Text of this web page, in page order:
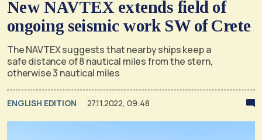
New NAVTEX extends field of
ongoing seismic work SW of Crete
The NAVTΕΧ suggests that nearby ships keep a
safe distance of 8 nautical miles from the stern,
otherwise 3 nautical miles
ENGLISH EDITION 27.11.2022, 09:48